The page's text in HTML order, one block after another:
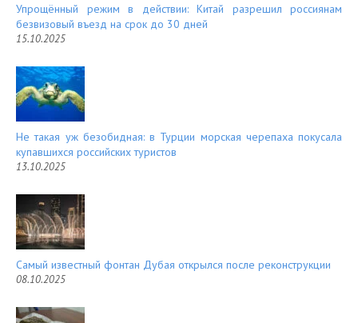
Упрощённый режим в действии: Китай разрешил россиянам
безвизовый въезд на срок до 30 дней
15.10.2025
Не такая уж безобидная: в Турции морская черепаха покусала
купавшихся российских туристов
13.10.2025
Самый известный фонтан Дубая открылся после реконструкции
08.10.2025